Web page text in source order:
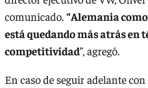
comunicado. “Alemania
está quedando más atrás en
competitividad”, agregó.
En caso de seguir adelante